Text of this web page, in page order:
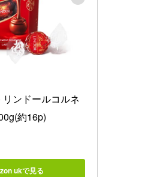
リンドールコルネ
約16p)
ukで見る